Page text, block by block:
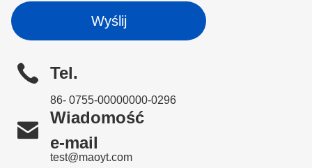
Wyślij
Tel.
86- 0755-00000000-0296

Wiadomość
e-mail
test@maoyt.com